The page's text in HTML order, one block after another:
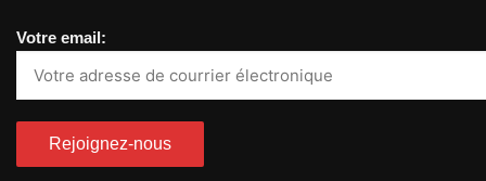
Votre email: